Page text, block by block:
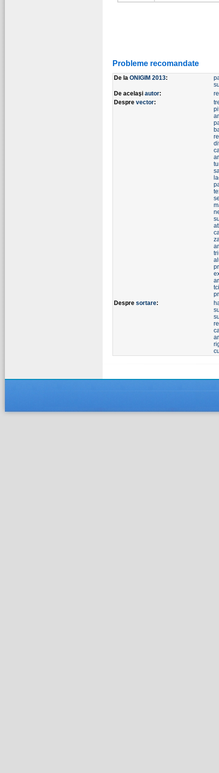
Probleme recomandate
De la ONIGIM 2013:
De acelaşi autor:
Despre vector:
Despre sortare: